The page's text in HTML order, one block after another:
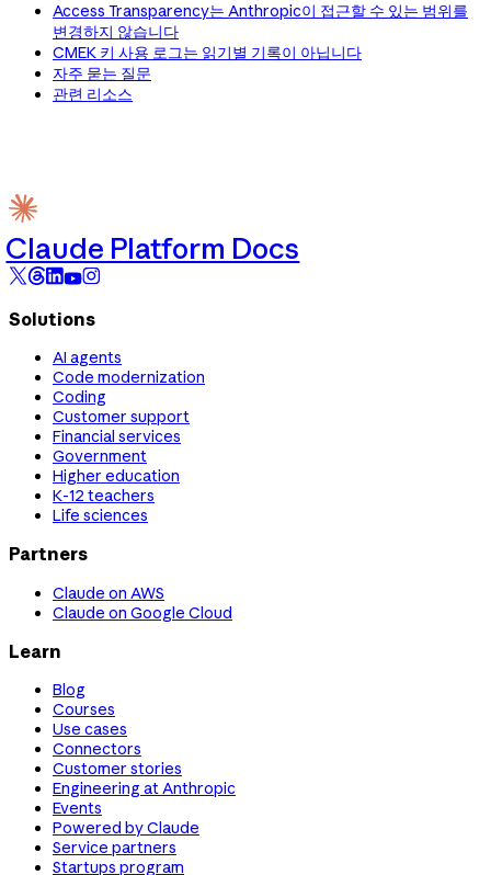
Access Transparency는 Anthropic이 접근할 수 있는 범위를
변경하지 않습니다
CMEK 키 사용 로그는 읽기별 기록이 아닙니다
자주 묻는 질문
관련 리소스
Claude Platform Docs
Solutions
AI agents
Code modernization
Coding
Customer support
Financial services
Government
Higher education
K-12 teachers
Life sciences
Partners
Claude on AWS
Claude on Google Cloud
Learn
Blog
Courses
Use cases
Connectors
Customer stories
Engineering at Anthropic
Events
Powered by Claude
Service partners
Startups program